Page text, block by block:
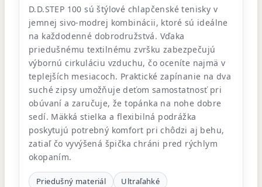
D.D.STEP 100 sú štýlové chlapčenské tenisky v
jemnej sivo-modrej kombinácii, ktoré sú ideálne
na každodenné dobrodružstvá. Vďaka
priedušnému textilnému zvršku zabezpečujú
výbornú cirkuláciu vzduchu, čo oceníte najmä v
teplejších mesiacoch. Praktické zapínanie na dva
suché zipsy umožňuje deťom samostatnosť pri
obúvaní a zaručuje, že topánka na nohe dobre
sedí. Mäkká stielka a flexibilná podrážka
poskytujú potrebný komfort pri chôdzi aj behu,
zatiaľ čo vyvýšená špička chráni pred rýchlym
okopaním.
Priedušný materiál
Ultraľahké